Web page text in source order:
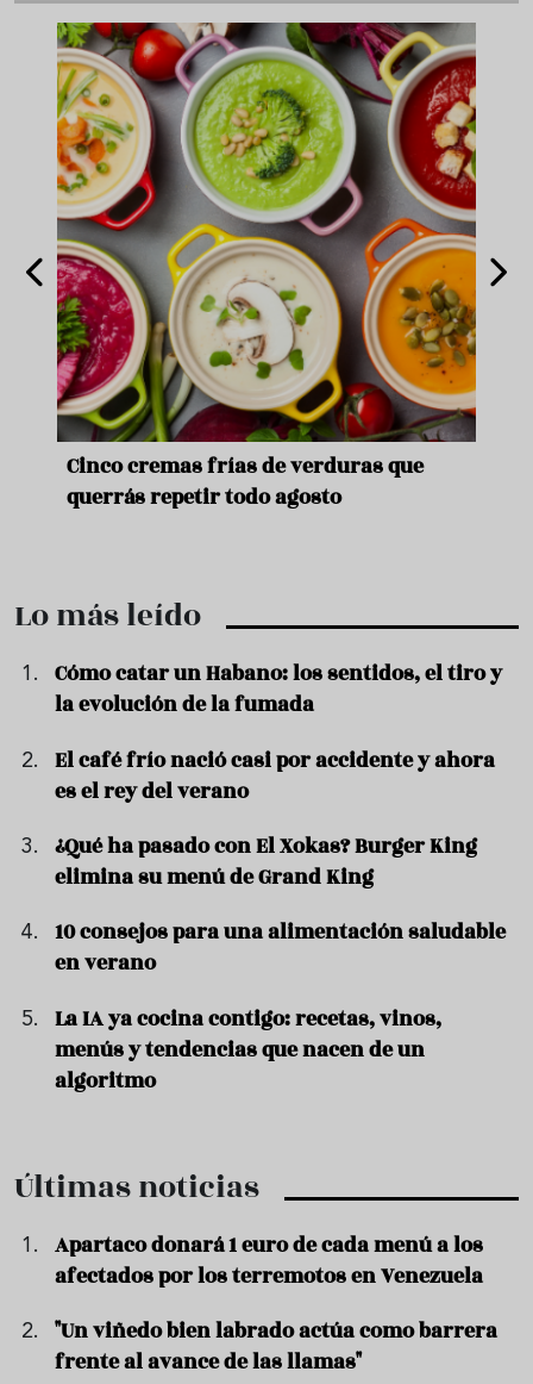
Cinco cremas frías de verduras que
querrás repetir todo agosto
Lo más leído
Cómo catar un Habano: los sentidos, el tiro y
la evolución de la fumada
El café frío nació casi por accidente y ahora
es el rey del verano
¿Qué ha pasado con El Xokas? Burger King
elimina su menú de Grand King
10 consejos para una alimentación saludable
en verano
La IA ya cocina contigo: recetas, vinos,
menús y tendencias que nacen de un
algoritmo
Últimas noticias
Apartaco donará 1 euro de cada menú a los
afectados por los terremotos en Venezuela
"Un viñedo bien labrado actúa como barrera
frente al avance de las llamas"